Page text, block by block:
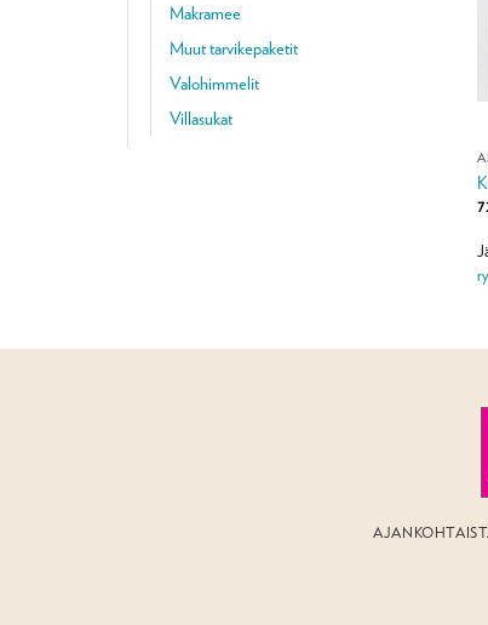
Makramee
Muut tarvikepaketit
Valohimmelit
Villasukat
ry